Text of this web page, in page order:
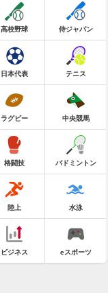
高校野球 侍ジャパン
日本代表 テニス
ラグビー 中央競馬
格闘技 バドミントン
陸上 水泳
ビジネス eスポーツ